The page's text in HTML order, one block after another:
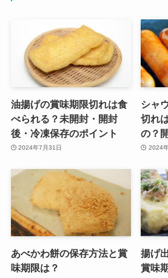
油揚げの賞味期限切れは食
べられる？未開封・開封
後・冷凍保存のポイント
2024年7月31日
シャ
切れ
の？
2024
あべかわ餅の保存方法と賞
味期限は？
揚げ
賞味